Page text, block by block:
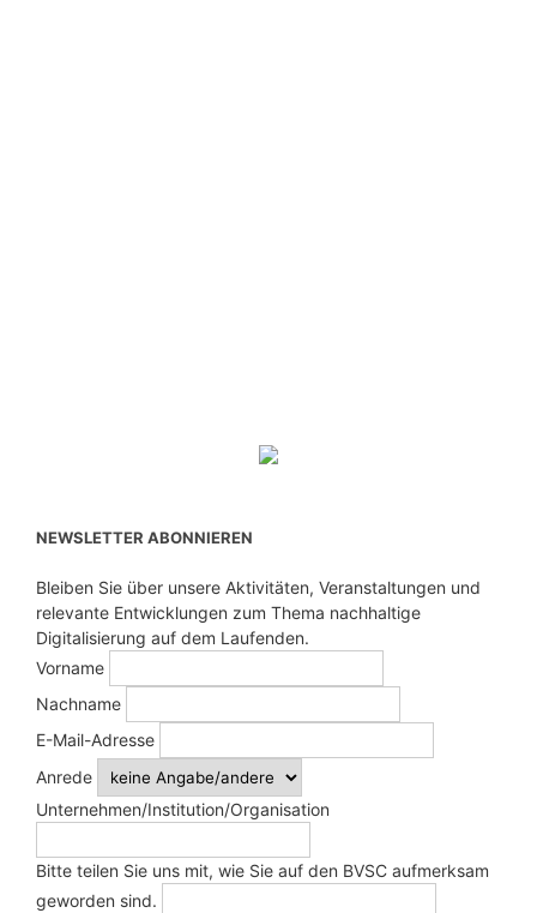
NEWSLETTER ABONNIEREN
Bleiben Sie über unsere Aktivitäten, Veranstaltungen und
relevante Entwicklungen zum Thema nachhaltige
Digitalisierung auf dem Laufenden.
Vorname
Nachname
E-Mail-Adresse
Anrede
Unternehmen/Institution/Organisation
Bitte teilen Sie uns mit, wie Sie auf den BVSC aufmerksam
geworden sind.